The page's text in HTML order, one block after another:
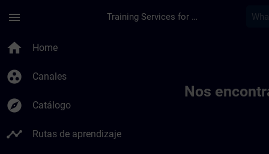
menu Training Services for Digital Industries
home Home
group_work Canales
explore Catálogo
timeline Rutas de aprendizaje
Nos